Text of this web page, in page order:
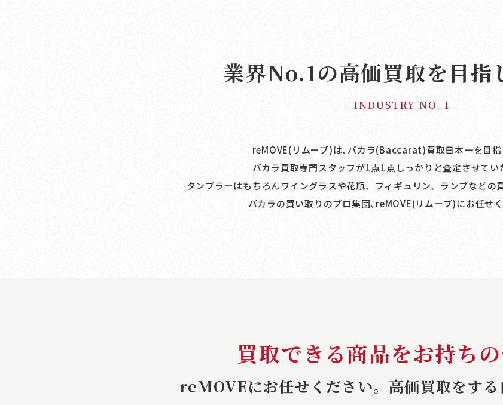
業界No.1の高価買取を 目指
- INDUSTRY NO. 1 -
reMOVE(リムーブ)は､バカラ(Baccarat)買取日本一を目
バカラ買取専門スタッフが1点1点しっかりと査定させてい
タンブラーはもちろんワイングラスや花瓶、フィギュリン、ランプなどの
バカラの買い取りのプロ集団､reMOVE(リムーブ)にお任せ
買取できる商品をお持ち
reMOVEにお任せください。 高価買取をする